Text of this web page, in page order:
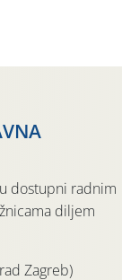
dostupni radnim
diljem
Zagreb)